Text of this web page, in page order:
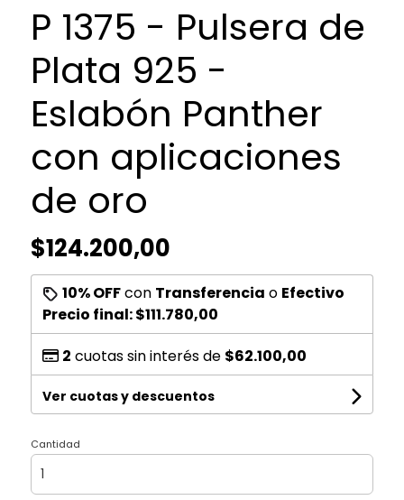
P 1375 - Pulsera de
Plata 925 -
Eslabón Panther
con aplicaciones
de oro
$124.200,00
10% OFFcon Transferencia o Efectivo
Precio final:$111.780,00
2 cuotas sin interés de $62.100,00
Ver cuotas y descuentos
Cantidad